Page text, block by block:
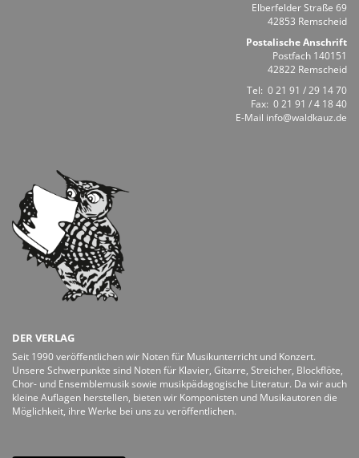
Elberfelder Straße 69
42853 Remscheid
Postalische Anschrift
Postfach 140151
42822 Remscheid
Tel: 0 21 91 / 29 14 70
Fax: 0 21 91 / 4 18 40
E-Mail info@waldkauz.de
DER VERLAG
Seit 1990 veröffentlichen wir Noten für Musikunterricht und Konzert.
Unsere Schwerpunkte sind Noten für Klavier, Gitarre, Streicher, Blockflöte,
Chor- und Ensemblemusik sowie musikpädagogische Literatur. Da wir auch
kleine Auflagen herstellen, bieten wir Komponisten und Musikautoren die
Möglichkeit, ihre Werke bei uns zu veröffentlichen.